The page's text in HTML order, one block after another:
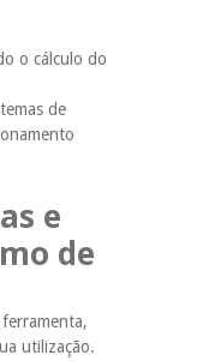
o cálculo do
de
e
de
utilização.